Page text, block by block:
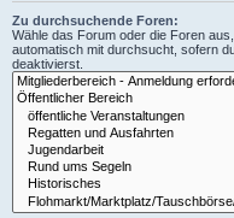
Zu durchsuchende Foren:
Wähle das Forum oder die Foren
automatisch mit durchsucht, sofern
deaktivierst.